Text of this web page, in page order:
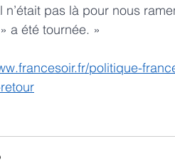
n’était pas là pour nous
a été tournée. »
politique-